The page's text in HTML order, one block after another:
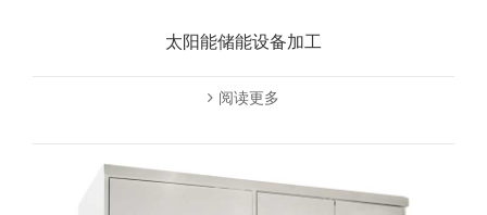
太阳能储能设备加工
阅读更多